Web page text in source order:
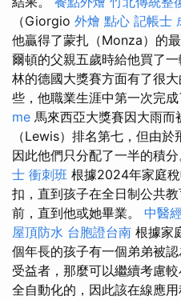
（Giorgio 外燴 點心 記帳士
他贏得了蒙扎（Monza）的
爾頓的父親五歲時給他買了
林的德國大獎賽方面有了很大
些，他職業生涯中第一次完成
me 馬來西亞大獎賽因大雨
（Lewis）排名第七，但由
因此他們只分配了一半的積分
士 衝刺班 根據2024年家庭
扣，直到孩子在全日制公共
前，直到他或她畢業。 中醫
屋頂防水 台胞證台南 根據家
個年長的孩子有一個弟弟被
受益者，那麼可以繼續考慮
全自動化的，因此該在線應